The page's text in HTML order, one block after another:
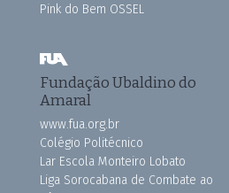
Pink do Bem OSSEL
Fundação Ubaldino do
Amaral
www.fua.org.br
Colégio Politécnico
Lar Escola Monteiro Lobato
Liga Sorocabana de Combate ao